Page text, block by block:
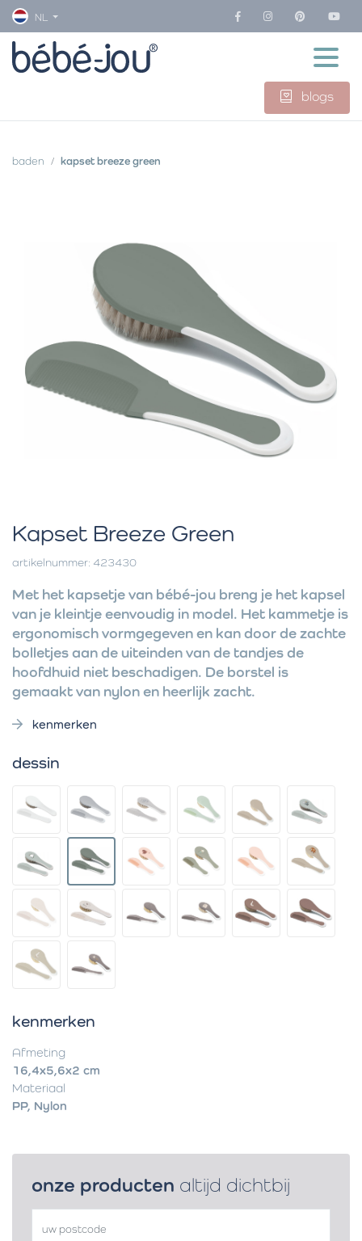
NL
blogs
baden kapset breeze green
Kapset Breeze Green
artikelnummer: 423430
Met het kapsetje van bébé-jou breng je het kapsel
van je kleintje eenvoudig in model. Het kammetje is
ergonomisch vormgegeven en kan door de zachte
bolletjes aan de uiteinden van de tandjes de
hoofdhuid niet beschadigen. De borstel is
gemaakt van nylon en heerlijk zacht.
kenmerken
dessin
kenmerken
Afmeting
16,4x5,6x2 cm
Materiaal
PP, Nylon
onze producten altijd dichtbij